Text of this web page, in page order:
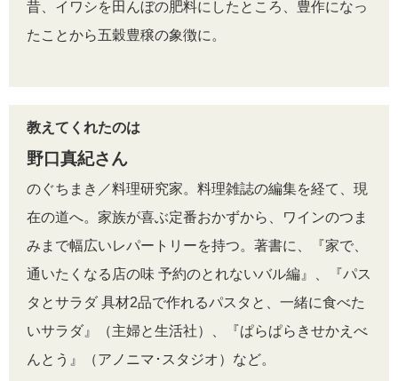
昔、イワシを田んぼの肥料にしたところ、豊作になっ
たことから五穀豊穣の象徴に。
教えてくれたのは
野口真紀さん
のぐちまき／料理研究家。料理雑誌の編集を経て、現
在の道へ。家族が喜ぶ定番おかずから、ワインのつま
みまで幅広いレパートリーを持つ。著書に、『家で、
通いたくなる店の味 予約のとれないバル編』、『パス
タとサラダ 具材2品で作れるパスタと、一緒に食べた
いサラダ』（主婦と生活社）、『ぱらぱらきせかえべ
んとう』（アノニマ･スタジオ）など。